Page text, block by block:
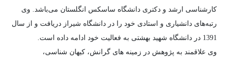
کارشناسی ارشد و دکتری دانشگاه ساسکس انگلستان می‌باشد. وی
رتبه‌های دانشیاری و استادی خود را در دانشگاه شیراز دریافت و از سال
1391 در دانشگاه شهید بهشتی به فعالیت خود ادامه داده است.
وی علاقمند به پژوهش در زمینه های گرانش، کیهان شناسی،